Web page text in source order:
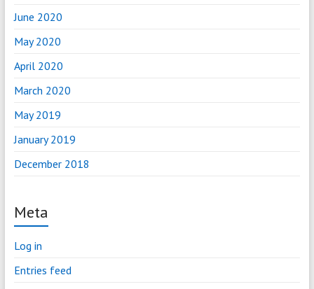
June 2020
May 2020
April 2020
March 2020
May 2019
January 2019
December 2018
Meta
Log in
Entries feed